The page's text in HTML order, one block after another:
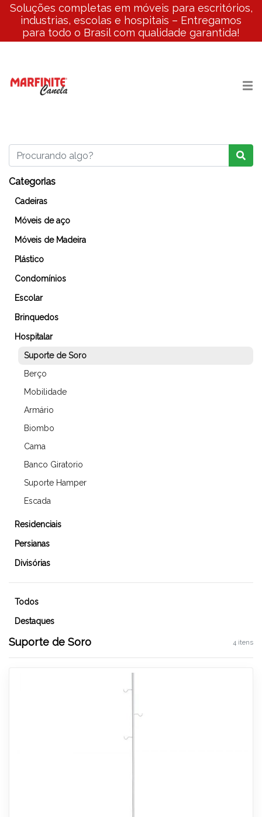
Soluções completas em móveis para escritórios,
industrias, escolas e hospitais – Entregamos
para todo o Brasil com qualidade garantida!
Categorias
Cadeiras
Móveis de aço
Móveis de Madeira
Plástico
Condomínios
Escolar
Brinquedos
Hospitalar
Suporte de Soro
Berço
Mobilidade
Armário
Biombo
Cama
Banco Giratorio
Suporte Hamper
Escada
Residenciais
Persianas
Divisórias
Todos
Destaques
Suporte de Soro 4 itens